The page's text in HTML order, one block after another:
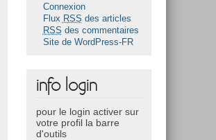
Connexion
Flux RSS des articles
RSS des commentaires
Site de WordPress-FR
info login
pour le login activer sur
votre profil la barre
d'outils